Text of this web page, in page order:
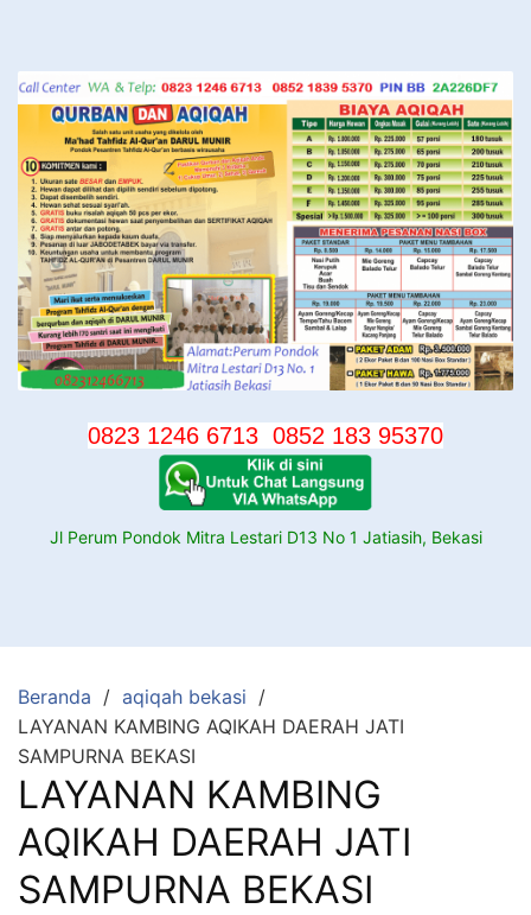
konten
0823 1246 6713 0852 183 95370
Jl Perum Pondok Mitra Lestari D13 No 1 Jatiasih, Bekasi
Beranda
aqiqah bekasi
LAYANAN KAMBING AQIKAH DAERAH JATI
SAMPURNA BEKASI
LAYANAN KAMBING
AQIKAH DAERAH JATI
SAMPURNA BEKASI